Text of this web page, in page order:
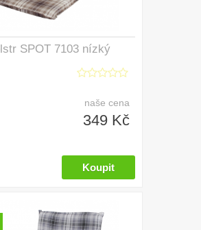
SPOT 7103 nízký
naše cena
349 Kč